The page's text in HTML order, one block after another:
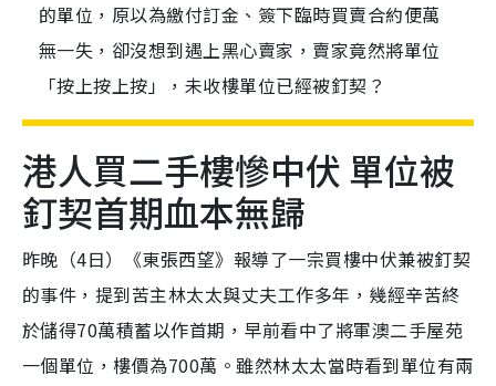
的單位，原以為繳付訂金、簽下臨時買賣合約便萬
無一失，卻沒想到遇上黑心賣家，賣家竟然將單位
「按上按上按」，未收樓單位已經被釘契？
港人買二手樓慘中伏 單位被
釘契首期血本無歸
昨晚（4日）《東張西望》報導了一宗買樓中伏兼被釘契
的事件，提到苦主林太太與丈夫工作多年，幾經辛苦終
於儲得70萬積蓄以作首期，早前看中了將軍澳二手屋苑
一個單位，樓價為700萬。雖然林太太當時看到單位有兩